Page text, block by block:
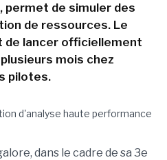
permet de simuler des
de ressources. Le
de lancer officiellement
mois chez
pilotes.
dans le cadre de sa 3e